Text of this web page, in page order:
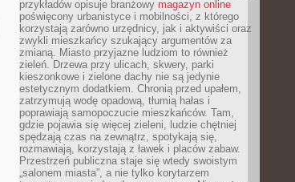
przykładów opisuje branżowy magazyn online
poświęcony urbanistyce i mobilności, z którego
korzystają zarówno urzędnicy, jak i aktywiści oraz
zwykli mieszkańcy szukający argumentów za
zmianą. Miasto przyjazne ludziom to również
zieleń. Drzewa przy ulicach, skwery, parki
kieszonkowe i zielone dachy nie są jedynie
estetycznym dodatkiem. Chronią przed upałem,
zatrzymują wodę opadową, tłumią hałas i
poprawiają samopoczucie mieszkańców. Tam,
gdzie pojawia się więcej zieleni, ludzie chętniej
spędzają czas na zewnątrz, spotykają się,
rozmawiają, korzystają z ławek i placów zabaw.
Przestrzeń publiczna staje się wtedy swoistym
„salonem miasta”, a nie tylko korytarzem